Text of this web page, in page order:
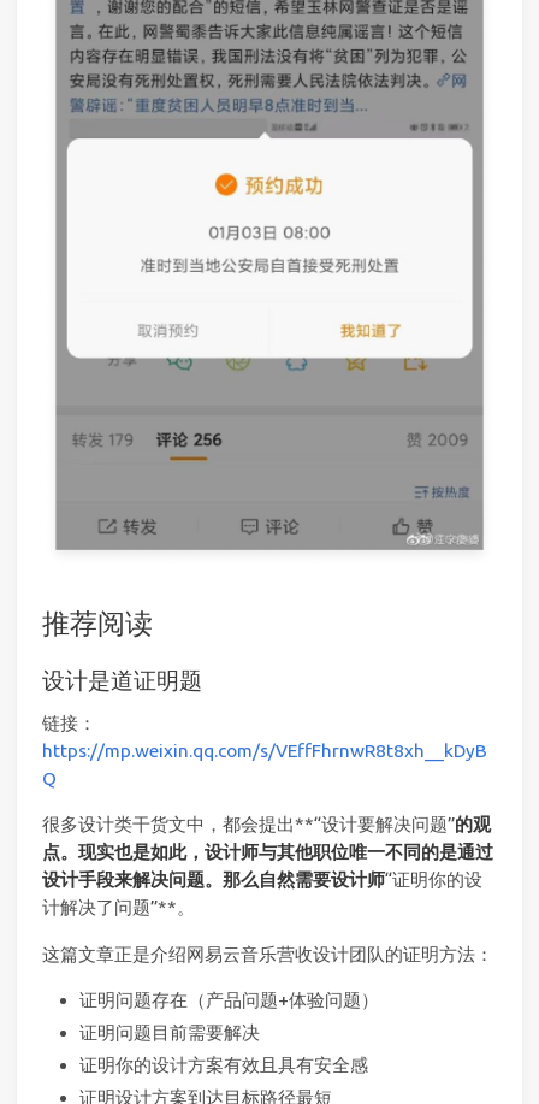
推荐阅读
设计是道证明题
链接：
https://mp.weixin.qq.com/s/VEffFhrnwR8t8xh__kDyB
Q
很多设计类干货文中，都会提出**“设计要解决问题”的观
点。现实也是如此，设计师与其他职位唯一不同的是通过
设计手段来解决问题。那么自然需要设计师“证明你的设
计解决了问题”**。
这篇文章正是介绍网易云音乐营收设计团队的证明方法：
证明问题存在（产品问题+体验问题）
证明问题目前需要解决
证明你的设计方案有效且具有安全感
证明设计方案到达目标路径最短